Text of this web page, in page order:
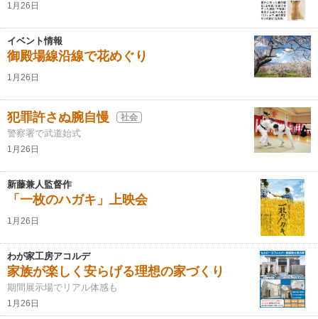
1月26日
イベント情報
御殿場線沿線で花めぐり
1月26日
犯罪許さぬ腕自慢 社会
警察署で武道始式
1月26日
新藤兼人監督作
「一枚のハガキ」上映会
1月26日
わが家工房アコルデ
家族が楽しく安らげる理想の家づくり
期間展示場でリアル体感も
1月26日